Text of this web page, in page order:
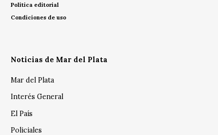
Política editorial
Condiciones de uso
Noticias de Mar del Plata
Mar del Plata
Interés General
El País
Policiales